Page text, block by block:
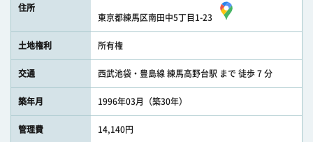
住所
東京都練馬区南田中5丁目1-23
土地権利 所有権
交通 西武池袋・豊島線 練馬高野台駅 まで 徒歩 7 分
築年月 1996年03月（築30年）
管理費 14,140円